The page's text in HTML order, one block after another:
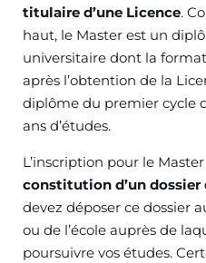
titulaire d’une Licence.
haut, le Master est un
universitaire dont la
après l’obtention de la
diplôme du premier cycle
ans d’études.
L’inscription pour le
constitution d’un dossier
devez déposer ce dossier
ou de l’école auprès de
poursuivre vos études.